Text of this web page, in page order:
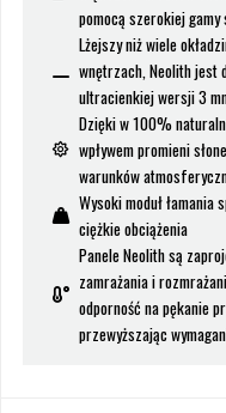
pomocą szerokiej
Lżejszy niż wiele
wnętrzach, Neolith jest
ultracienkiej wersji 3
Dzięki w 100%
wpływem promieni
warunków
Wysoki moduł
ciężkie obciążenia
Panele Neolith są
zamrażania i
odporność na pękanie
przewyższając